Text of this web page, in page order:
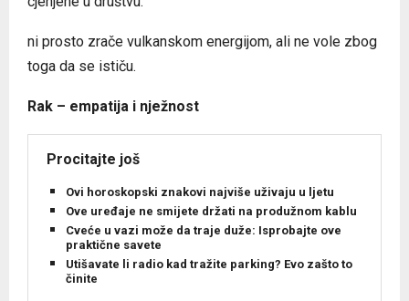
ni prosto zrače vulkanskom energijom, ali ne vole zbog
toga da se ističu.
Rak – empatija i nježnost
Procitajte još
Ovi horoskopski znakovi najviše uživaju u ljetu
Ove uređaje ne smijete držati na produžnom kablu
Cveće u vazi može da traje duže: Isprobajte ove
praktične savete
Utišavate li radio kad tražite parking? Evo zašto to
činite